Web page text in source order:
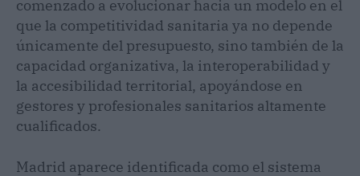
comenzado a evolucionar hacia un modelo en el
que la competitividad sanitaria ya no depende
únicamente del presupuesto, sino también de la
capacidad organizativa, la interoperabilidad y
la accesibilidad territorial, apoyándose en
gestores y profesionales sanitarios altamente
cualificados.
Madrid aparece identificada como el sistema